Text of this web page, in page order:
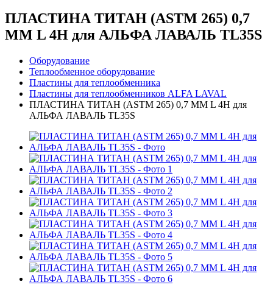
ПЛАСТИНА ТИТАН (ASTM 265) 0,7
MM L 4H для АЛЬФА ЛАВАЛЬ TL35S
Оборудование
Теплообменное оборудование
Пластины для теплообменника
Пластины для теплообменников ALFA LAVAL
ПЛАСТИНА ТИТАН (ASTM 265) 0,7 MM L 4H для
АЛЬФА ЛАВАЛЬ TL35S